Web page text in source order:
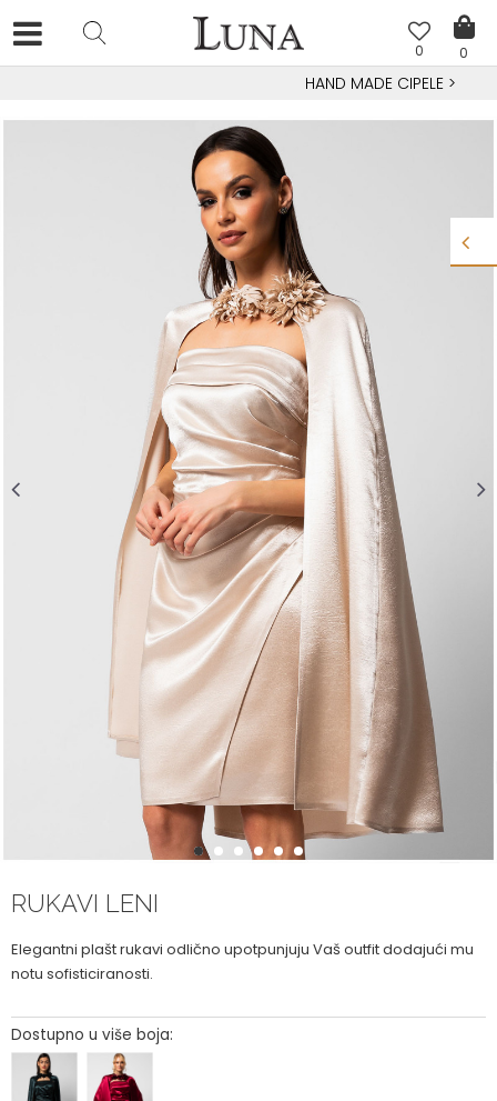
0
0
HAND MADE CIPELE>
1 2 3 4 5 6
RUKAVI LENI
Elegantni plašt rukavi odlično upotpunjuju Vaš outfit dodajući mu
notu sofisticiranosti.
Dostupno u više boja: